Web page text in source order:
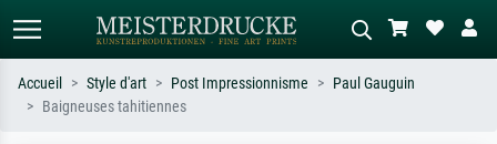
Accueil Style d'art Post Impressionnisme
Paul Gauguin
Baigneuses tahitiennes